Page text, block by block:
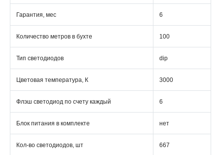
Гарантия, мес 6
Количество метров в бухте 100
Тип светодиодов dip
Цветовая температура, К 3000
Флэш светодиод по счету каждый 6
Блок питания в комплекте нет
Кол-во светодиодов, шт 667